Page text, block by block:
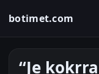
botimet.com
“Je